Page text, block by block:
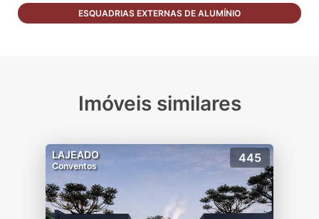
ESQUADRIAS EXTERNAS DE ALUMÍNIO
Imóveis similares
LAJEADO
Conventos
445